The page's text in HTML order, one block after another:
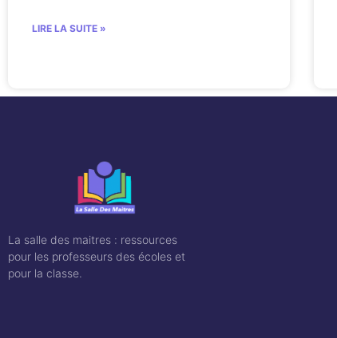
LIRE LA SUITE »
La salle des maitres : ressources
pour les professeurs des écoles et
pour la classe.